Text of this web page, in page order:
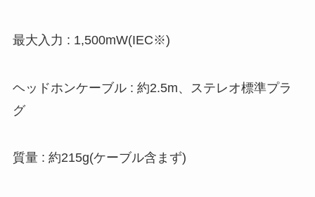
最大入力 : 1,500mW(IEC※)
ヘッドホンケーブル : 約2.5m、ステレオ標準プラ
グ
質量 : 約215g(ケーブル含まず)